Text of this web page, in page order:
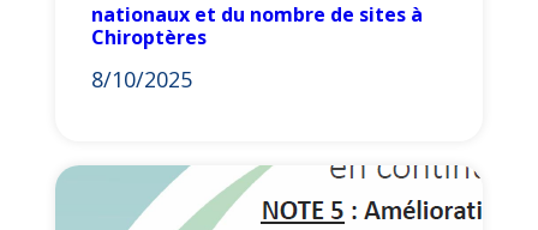
nationaux et du nombre de sites à
Chiroptères
8/10/2025